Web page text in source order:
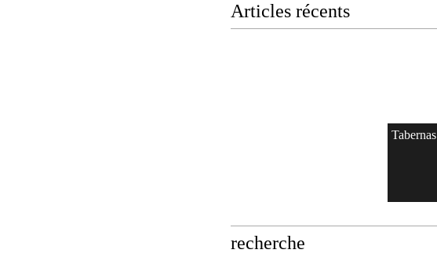
Articles récents
Tabernas
recherche